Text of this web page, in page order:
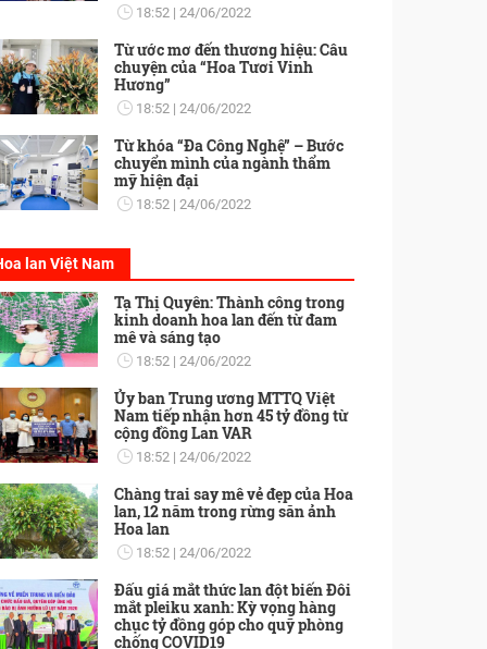
18:52 24/06/2022
Từ ước mơ đến thương hiệu: Câu
chuyện của “Hoa Tươi Vinh
Hương”
18:52 24/06/2022
Từ khóa “Đa Công Nghệ” – Bước
chuyển mình của ngành thẩm
mỹ hiện đại
18:52 24/06/2022
lan Việt Nam
Tạ Thị Quyên: Thành công trong
kinh doanh hoa lan đến từ đam
mê và sáng tạo
18:52 24/06/2022
Ủy ban Trung ương MTTQ Việt
Nam tiếp nhận hơn 45 tỷ đồng từ
cộng đồng Lan VAR
18:52 24/06/2022
Chàng trai say mê vẻ đẹp của Hoa
lan, 12 năm trong rừng săn ảnh
Hoa lan
18:52 24/06/2022
Đấu giá mắt thức lan đột biến Đôi
mắt pleiku xanh: Kỳ vọng hàng
chục tỷ đồng góp cho quỹ phòng
chống COVID19